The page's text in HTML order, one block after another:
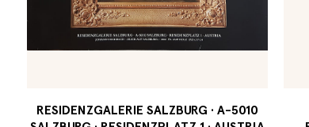
RESIDENZGALERIE SALZBURG · A-5010